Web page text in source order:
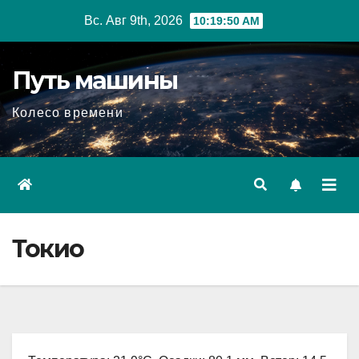
Вс. Авг 9th, 2026 10:19:51 AM
Путь машины
Колесо времени
Токио